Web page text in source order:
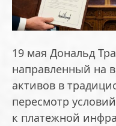
19 мая Дональд
направленный на
активов в
пересмотр
к платежной